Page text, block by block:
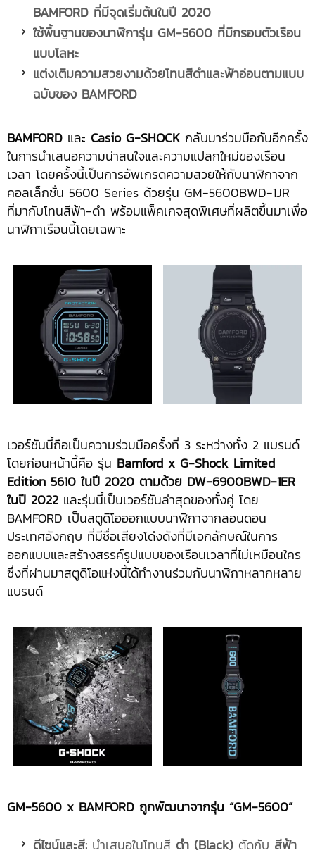
BAMFORD ที่มีจุดเริ่มต้นในปี 2020
ใช้พื้นฐานของนาฬิการุ่น GM-5600 ที่มีกรอบตัวเรือน
แบบโลหะ
แต่งเติมความสวยงามด้วยโทนสีดำและฟ้าอ่อนตามแบบ
ฉบับของ BAMFORD
BAMFORD และ Casio G-SHOCK กลับมาร่วมมือกันอีกครั้ง
ในการนำเสนอความน่าสนใจและความแปลกใหม่ของเรือน
เวลา โดยครั้งนี้เป็นการอัพเกรดความสวยให้กับนาฬิกาจาก
คอลเล็กชั่น 5600 Series ด้วยรุ่น GM-5600BWD-1JR
ที่มากับโทนสีฟ้า-ดำ พร้อมแพ็คเกจสุดพิเศษที่ผลิตขึ้นมาเพื่อ
นาฬิกาเรือนนี้โดยเฉพาะ
เวอร์ชันนี้ถือเป็นความร่วมมือครั้งที่ 3 ระหว่างทั้ง 2 แบรนด์
โดยก่อนหน้านี้คือ รุ่น Bamford x G-Shock Limited
Edition 5610 ในปี 2020 ตามด้วย DW-6900BWD-1ER
ในปี 2022 และรุ่นนี้เป็นเวอร์ชันล่าสุดของทั้งคู่ โดย
BAMFORD เป็นสตูดิโอออกแบบนาฬิกาจากลอนดอน
ประเทศอังกฤษ ที่มีชื่อเสียงโด่งดังที่มีเอกลักษณ์ในการ
ออกแบบและสร้างสรรค์รูปแบบของเรือนเวลาที่ไม่เหมือนใคร
ซึ่งที่ผ่านมาสตูดิโอแห่งนี้ได้ทำงานร่วมกับนาฬิกาหลากหลาย
แบรนด์
GM-5600 x BAMFORD ถูกพัฒนาจากรุ่น “GM-5600”
ดีไซน์และสี: นำเสนอในโทนสี ดำ (Black) ตัดกับ สีฟ้า